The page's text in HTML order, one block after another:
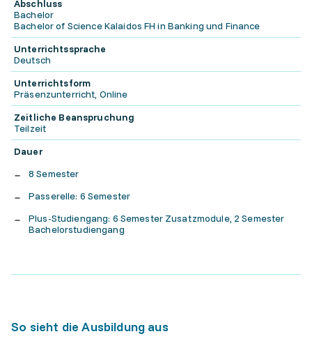
Abschluss
Bachelor
Bachelor of Science Kalaidos FH in Banking und Finance
Unterrichtssprache
Deutsch
Unterrichtsform
Präsenzunterricht, Online
Zeitliche Beanspruchung
Teilzeit
Dauer
8 Semester
Passerelle: 6 Semester
Plus-Studiengang: 6 Semester Zusatzmodule, 2 Semester
Bachelorstudiengang
So sieht die Ausbildung aus